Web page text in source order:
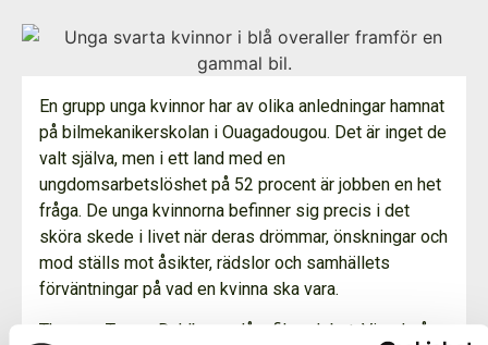
En grupp unga kvinnor har av olika anledningar hamnat
på bilmekanikerskolan i Ouagadougou. Det är inget de
valt själva, men i ett land med en
ungdomsarbetslöshet på 52 procent är jobben en het
fråga. De unga kvinnorna befinner sig precis i det
sköra skede i livet när deras drömmar, önskningar och
mod ställs mot åsikter, rädslor och samhällets
förväntningar på vad en kvinna ska vara.
Theresa Traore Dahlbergs långfilmsdebut. Visad på